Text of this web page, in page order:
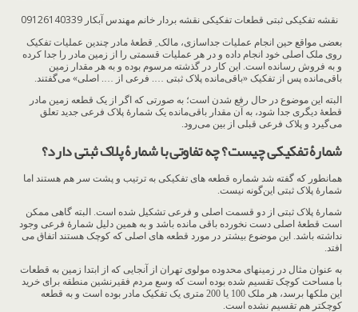
نقشه تفکیکی ثبتی قطعات تفکیکی نقشه بردار خانم مهندس آبکار 09126140339
بعضی مواقع حین انجام عملیات جداسازی، مالک ِ قطعۀ مادر چندین عملیات تفکیک
روی ملک اصلی خود انجام داده و در هر عملیات قسمتی را از زمین مادر را جدا کرده
و به فروش رسانده است. این کار در گذشته مرسوم بوده و به هر مقدار زمین
باقی‌مانده پس از تفکیک «باقی‌مانده پلاک ثبتی …. فرعی از …. اصلی» می‌گفتند.
البته این موضوع در حال رفع شدن است؛ به صورتی که اگر از یک قطعه زمین مادر
قطعۀ دیگری جدا شود، به آن مقدار باقی‌مانده یک شمارۀ پلاک فرعی جدید تعلق
می‌گیرد و پلاک فرعی قبلی از بین می‌رود.
شمارۀ تفکیکی چیست؟ چه تفاوتی با شمارۀ پلاک ثبتی دارد؟
همانطور که گفته شد شماره قطعه های تفکیکی به ترتیب و پشت سر هم هستند اما
شمارۀ پلاک ثبتی این‌گونه نیست.
شمارۀ پلاک ثبتی از دو قسمت اصلی و فرعی تشکیل شده است. البته گاهی ممکن
است قطعۀ اصلی دست نخورده باقی مانده باشد و به همین دلیل شمارۀ فرعی وجود
نداشته باشد. این موضوع بیشتر در مورد قطعه های اصلی که کوچک هستند اتفاق می
افتد.
به عنوان مثال در زمینهای محدوده مولوی تهران از آنجایی که از ابتدا زمین به قطعات
با مساحت کوچک تقسیم شده بوده است که وسع مردم فقیرنشین منطقه برای خرید
این ملکها برسد، هر ملک 100 یا 200 متری یک تفکیک مادر بوده است و به قطعه
کوچکتر هم تقسیم نشده است.